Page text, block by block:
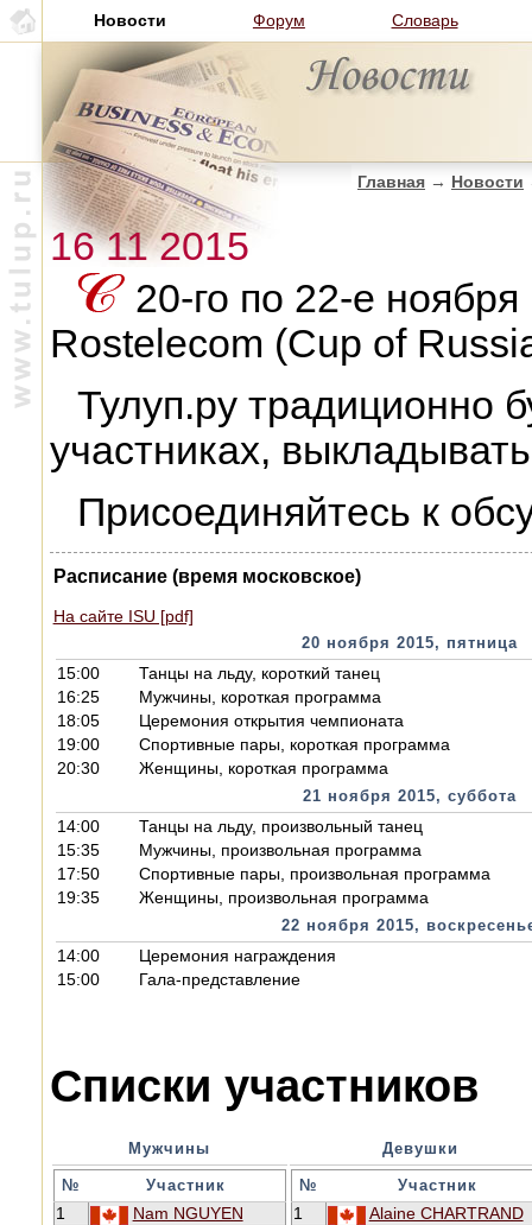
Новости Форум Словарь
Главная → Новости
16 11 2015
20-го по 22-е
Rostelecom (Cup of
Тулуп.ру традиционно
участниках,
Присоединяйтесь к
Расписание (время московское)
На сайте ISU [pdf]
20 ноября 2015, пятница
15:00
Танцы на льду, короткий танец
16:25
Мужчины, короткая программа
18:05
Церемония открытия чемпионата
19:00
Спортивные пары, короткая программа
20:30
Женщины, короткая программа
21 ноября 2015, суббота
14:00
Танцы на льду, произвольный танец
15:35
Мужчины, произвольная программа
17:50
Спортивные пары, произвольная программа
19:35
Женщины, произвольная программа
22 ноября 2015,
14:00
Церемония награждения
15:00
Гала-представление
Списки участников
Мужчины Девушки
№ Участник
1
Nam NGUYEN
№ Участник
1
Alaine CHARTRAND